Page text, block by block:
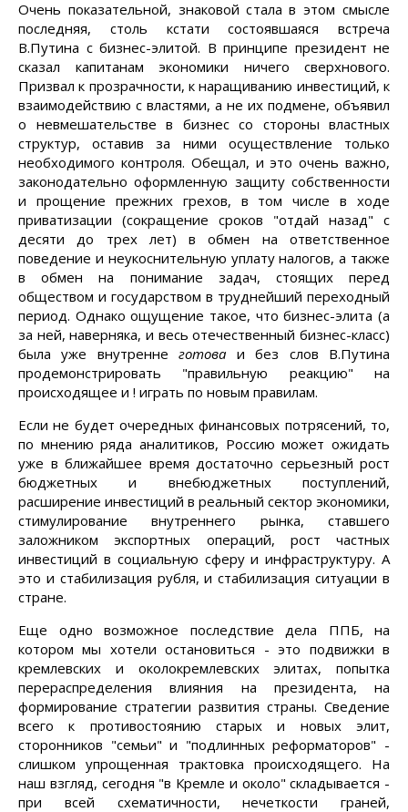
Очень показательной, знаковой стала в этом смысле
последняя, столь кстати состоявшаяся встреча
В.Путина с бизнес-элитой. В принципе президент не
сказал капитанам экономики ничего сверхнового.
Призвал к прозрачности, к наращиванию инвестиций, к
взаимодействию с властями, а не их подмене, объявил
о невмешательстве в бизнес со стороны властных
структур, оставив за ними осуществление только
необходимого контроля. Обещал, и это очень важно,
законодательно оформленную защиту собственности
и прощение прежних грехов, в том числе в ходе
приватизации (сокращение сроков "отдай назад" с
десяти до трех лет) в обмен на ответственное
поведение и неукоснительную уплату налогов, а также
в обмен на понимание задач, стоящих перед
обществом и государством в труднейший переходный
период. Однако ощущение такое, что бизнес-элита (а
за ней, наверняка, и весь отечественный бизнес-класс)
была уже внутреннеготова и без слов В.Путина
продемонстрировать "правильную реакцию" на
происходящее и ! играть по новым правилам.
Если не будет очередных финансовых потрясений, то,
по мнению ряда аналитиков, Россию может ожидать
уже в ближайшее время достаточно серьезный рост
бюджетных и внебюджетных поступлений,
расширение инвестиций в реальный сектор экономики,
стимулирование внутреннего рынка, ставшего
заложником экспортных операций, рост частных
инвестиций в социальную сферу и инфраструктуру. А
это и стабилизация рубля, и стабилизация ситуации в
стране.
Еще одно возможное последствие дела ППБ, на
котором мы хотели остановиться - это подвижки в
кремлевских и околокремлевских элитах, попытка
перераспределения влияния на президента, на
формирование стратегии развития страны. Сведение
всего к противостоянию старых и новых элит,
сторонников "семьи" и "подлинных реформаторов" -
слишком упрощенная трактовка происходящего. На
наш взгляд, сегодня "в Кремле и около" складывается -
при всей схематичности, нечеткости граней,